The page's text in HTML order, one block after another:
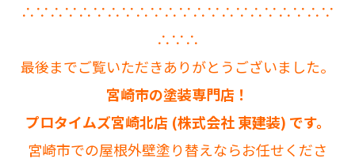
∴∵∴∵∴∵∴∵∴∵∴∵∴∵∴∵∴∵∴∵∴∵
∴∵∴
最後までご覧いただきありがとうございました。
宮崎市の塗装専門店！
プロタイムズ宮崎北店 (株式会社 東建装) です。
宮崎市での屋根外壁塗り替えならお任せくださ